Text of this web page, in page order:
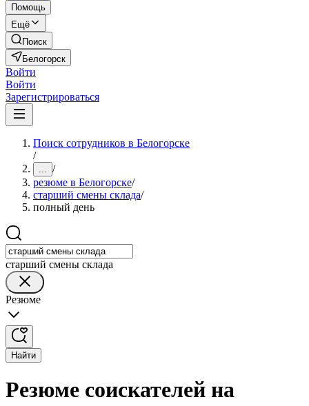
Помощь
Ещё
Поиск
Белогорск
Войти
Войти
Зарегистрироваться
Поиск сотрудников в Белогорске
/
... /
резюме в Белогорске/
старший смены склада/
полный день
старший смены склада
Резюме
Найти
Резюме соискателей на